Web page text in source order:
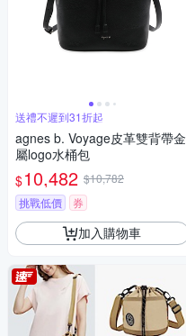
送禮不遲到31折起
agnes b. Voyage皮革雙背帶金
屬logo水桶包
$10,482 $10,782
挑戰低價
券
加入購物車